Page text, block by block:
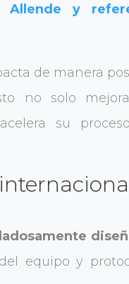
Allende y
de manera
no solo
su
equipo y